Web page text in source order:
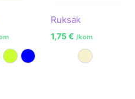
Limeta zelena
Plava
Ruksak
1,75€ /kom
Prirodna